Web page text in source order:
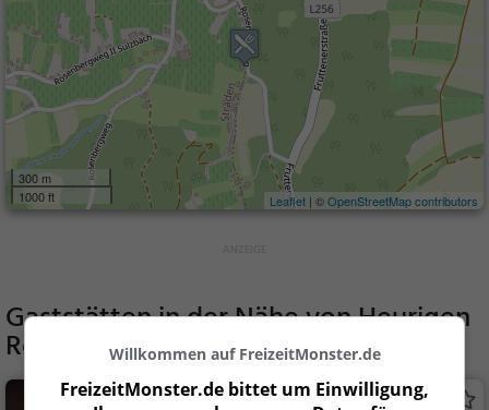
300 m
1000 ft
Leaflet | ©OpenStreetMap contributors
Gaststätten in der Nähe vonHeurigen
Rosenbergl
Buschenschank Neubauer
Willkommen auf FreizeitMonster.de
FreizeitMonster.de bittet um Einwilligung,